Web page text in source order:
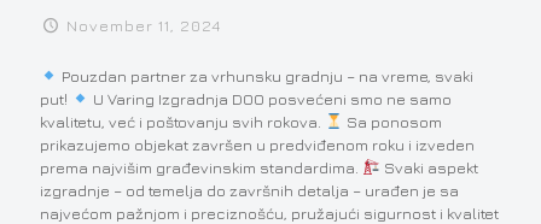
November 11, 2024
Pouzdan partner za vrhunsku gradnju – na vreme, svaki
put!
U Varing Izgradnja DOO posvećeni smo ne samo
kvalitetu, već i poštovanju svih rokova.
Sa ponosom
prikazujemo objekat završen u predviđenom roku i izveden
prema najvišim građevinskim standardima.
Svaki aspekt
izgradnje – od temelja do završnih detalja – urađen je sa
najvećom pažnjom i preciznošću, pružajući sigurnost i kvalitet